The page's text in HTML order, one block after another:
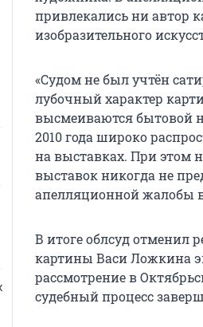
привлекались ни автор
изобразительного
«Судом не был учтён
лубочный характер
высмеиваются бытовой
2010 года широко
на выставках. При этом
выставок никогда не
апелляционной жалобы в
В итоге облсуд отменил
картины Васи Ложкина
рассмотрение в
судебный процесс